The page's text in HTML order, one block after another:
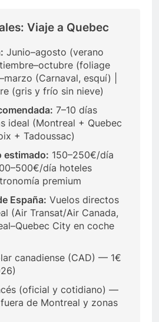
Viaje a Quebec
Junio–agosto (verano
(foliage
(Carnaval, esquí) |
(gris y frío sin nieve)
7–10 días
ideal (Montreal + Quebec
+ Tadoussac)
estimado: 150–250€/día
día hoteles
premium
España: Vuelos directos
(Air Transat/Air Canada,
City en coche
canadiense (CAD) — 1€
(oficial y cotidiano) —
de Montreal y zonas